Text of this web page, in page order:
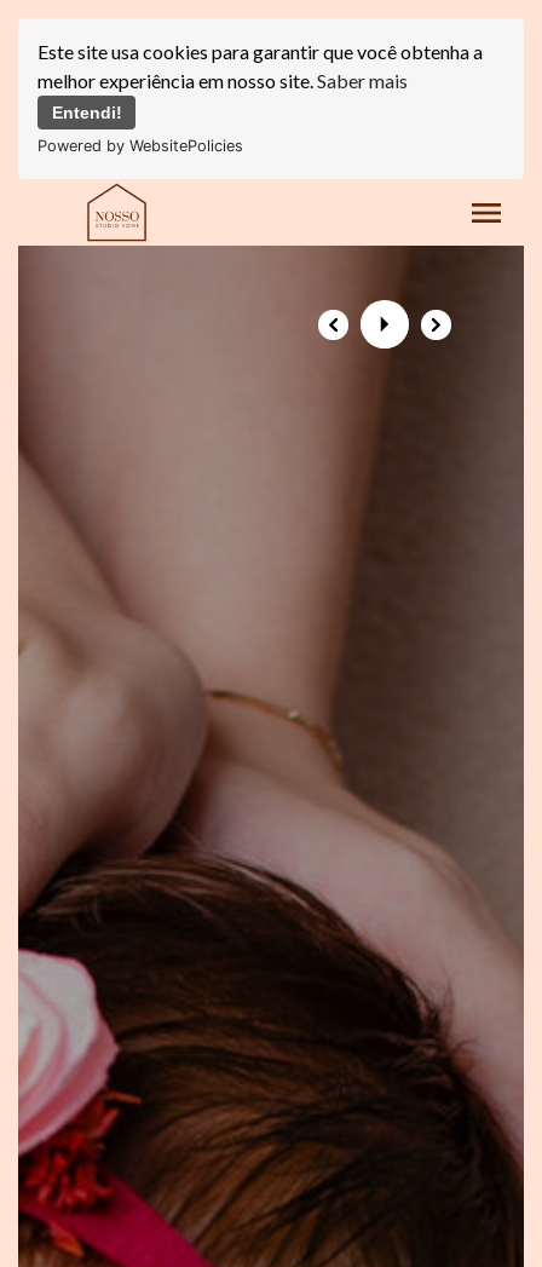
Este site usa cookies para garantir que você obtenha a
melhor experiência em nosso site.Saber mais
Entendi!
Powered by WebsitePolicies
menu